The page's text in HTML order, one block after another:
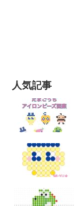
人気記事